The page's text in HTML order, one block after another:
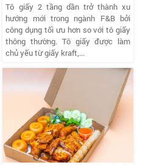
Tô giấy 2 tầng dần trở thành xu
hướng mới trong ngành F&B bởi
công dụng tối ưu hơn so với tô giấy
thông thường. Tô giấy được làm
chủ yếu từ giấy kraft,...